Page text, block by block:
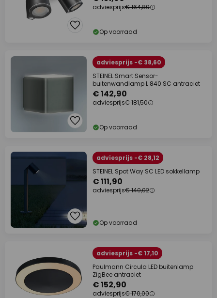
adviesprijs€ 164,89
Op voorraad
adviesprijs -€ 38,60
STEINEL Smart Sensor-
buitenwandlamp L 840 SC antraciet
€ 142,90
adviesprijs€ 181,50
Op voorraad
adviesprijs -€ 28,12
STEINEL Spot Way SC LED sokkellamp
€ 111,90
adviesprijs€ 140,02
Op voorraad
adviesprijs -€ 17,10
Paulmann Circula LED buitenlamp
ZigBee antraciet
€ 152,90
adviesprijs€ 170,00